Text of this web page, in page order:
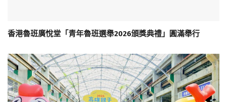
香港魯班廣悅堂「青年魯班選舉2026頒獎典禮」圓滿舉行